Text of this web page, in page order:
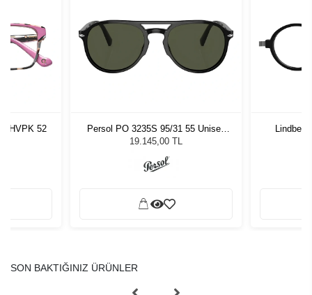
HVPK 52
Persol PO 3235S 95/31 55 Unisex
Güneş Gözlüğü
19.145,00 TL
SON BAKTIĞINIZ ÜRÜNLER